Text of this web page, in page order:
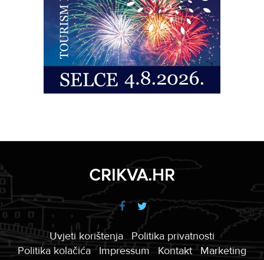
CRIKVA.HR
Uvjeti korištenja
Politika privatnosti
Politika kolačića
Impressum Kontakt Marketing